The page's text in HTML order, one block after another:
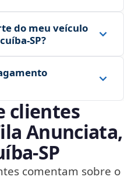
do meu veículo
clientes
Anunciata,
comentam sobre o